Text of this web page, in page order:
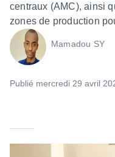
centraux (AMC), ainsi
zones de production
Mamadou SY
Publié mercredi 29 avril